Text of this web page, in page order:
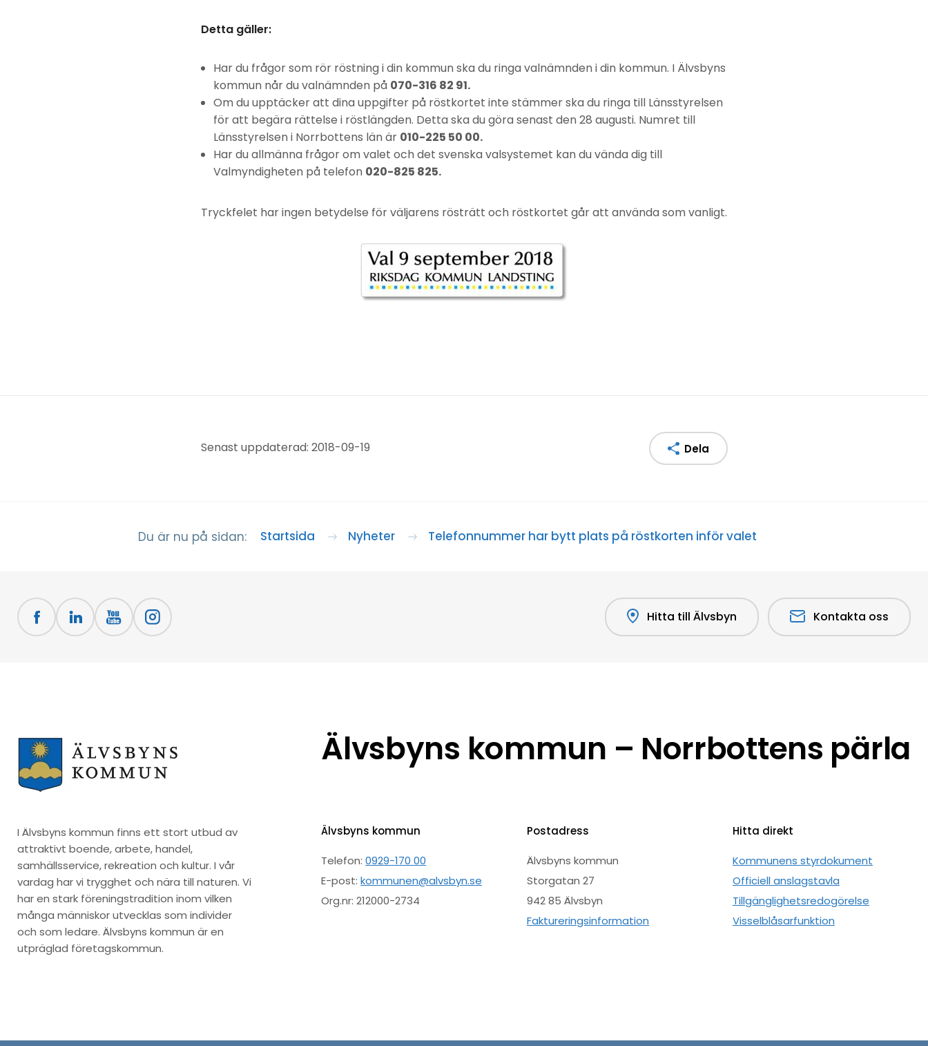
Detta gäller:
Har du frågor som rör röstning i din kommun ska du ringa valnämnden i din kommun. I Älvsbyns
kommun når du valnämnden på 070-316 82 91.
Om du upptäcker att dina uppgifter på röstkortet inte stämmer ska du ringa till Länsstyrelsen
för att begära rättelse i röstlängden. Detta ska du göra senast den 28 augusti. Numret till
Länsstyrelsen i Norrbottens län är 010-225 50 00.
Har du allmänna frågor om valet och det svenska valsystemet kan du vända dig till
Valmyndigheten på telefon 020-825 825.
Tryckfelet har ingen betydelse för väljarens rösträtt och röstkortet går att använda som vanligt.
Senast uppdaterad: 2018-09-19 Dela
Du är nu på sidan: Startsida Nyheter Telefonnummer har bytt plats på röstkorten inför valet
Hitta till Älvsbyn Kontakta oss
I Älvsbyns kommun finns ett stort utbud av
attraktivt boende, arbete, handel,
samhällsservice, rekreation och kultur. I vår
vardag har vi trygghet och nära till naturen. Vi
har en stark föreningstradition inom vilken
många människor utvecklas som individer
och som ledare. Älvsbyns kommun är en
utpräglad företagskommun.
Älvsbyns kommun – Norrbottens pärla
Älvsbyns kommun
Telefon:0929-170 00
E-post:kommunen@alvsbyn.se
Org.nr: 212000-2734
Postadress
Älvsbyns kommun
Storgatan 27
942 85 Älvsbyn
Faktureringsinformation
Hitta direkt
Kommunens styrdokument
Officiell anslagstavla
Tillgänglighetsredogörelse
Visselblåsarfunktion